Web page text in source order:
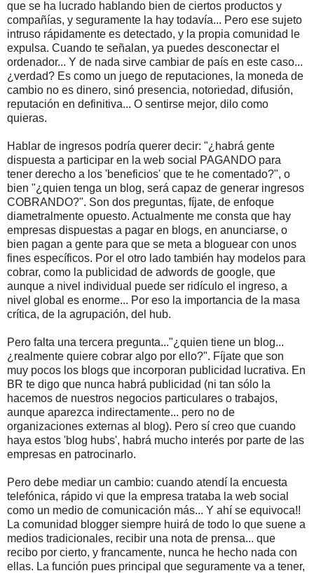
que se ha lucrado hablando bien de ciertos productos y
compañías, y seguramente la hay todavía... Pero ese sujeto
intruso rápidamente es detectado, y la propia comunidad le
expulsa. Cuando te señalan, ya puedes desconectar el
ordenador... Y de nada sirve cambiar de país en este caso...
¿verdad? Es como un juego de reputaciones, la moneda de
cambio no es dinero, sinó presencia, notoriedad, difusión,
reputación en definitiva... O sentirse mejor, dilo como
quieras.
Hablar de ingresos podría querer decir: "¿habrá gente
dispuesta a participar en la web social PAGANDO para
tener derecho a los 'beneficios' que te he comentado?", o
bien "¿quien tenga un blog, será capaz de generar ingresos
COBRANDO?". Son dos preguntas, fíjate, de enfoque
diametralmente opuesto. Actualmente me consta que hay
empresas dispuestas a pagar en blogs, en anunciarse, o
bien pagan a gente para que se meta a bloguear con unos
fines específicos. Por el otro lado también hay modelos para
cobrar, como la publicidad de adwords de google, que
aunque a nivel individual puede ser ridículo el ingreso, a
nivel global es enorme... Por eso la importancia de la masa
crítica, de la agrupación, del hub.
Pero falta una tercera pregunta..."¿quien tiene un blog...
¿realmente quiere cobrar algo por ello?". Fíjate que son
muy pocos los blogs que incorporan publicidad lucrativa. En
BR te digo que nunca habrá publicidad (ni tan sólo la
hacemos de nuestros negocios particulares o trabajos,
aunque aparezca indirectamente... pero no de
organizaciones externas al blog). Pero sí creo que cuando
haya estos 'blog hubs', habrá mucho interés por parte de las
empresas en patrocinarlo.
Pero debe mediar un cambio: cuando atendí la encuesta
telefónica, rápido vi que la empresa trataba la web social
como un medio de comunicación más... Y ahí se equivoca!!
La comunidad blogger siempre huirá de todo lo que suene a
medios tradicionales, recibir una nota de prensa... que
recibo por cierto, y francamente, nunca he hecho nada con
ellas. La función pues principal que seguramente va a tener,